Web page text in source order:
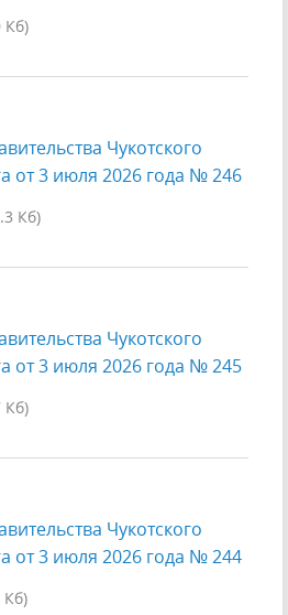
Кб)
Чукотского
от 3 июля 2026 года № 246
Кб)
Чукотского
от 3 июля 2026 года № 245
Кб)
Чукотского
от 3 июля 2026 года № 244
Кб)